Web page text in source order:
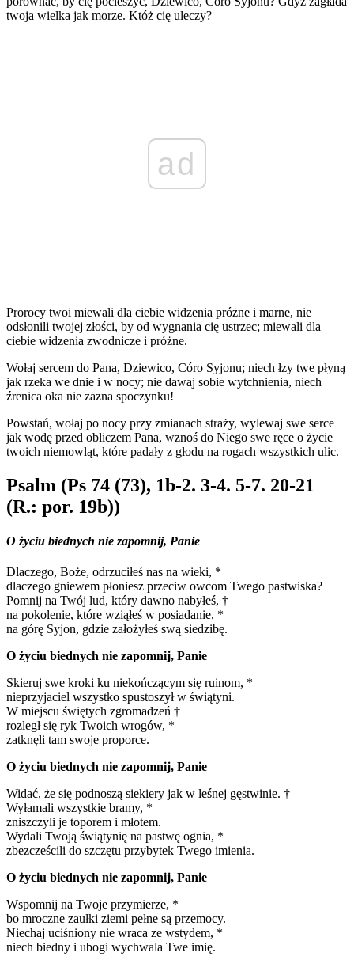
twoja wielka jak morze. Któż cię uleczy?
ad
Prorocy twoi miewali dla ciebie widzenia próżne i marne, nie
odsłonili twojej złości, by od wygnania cię ustrzec; miewali dla
ciebie widzenia zwodnicze i próżne.
Wołaj sercem do Pana, Dziewico, Córo Syjonu; niech łzy twe płyną
jak rzeka we dnie i w nocy; nie dawaj sobie wytchnienia, niech
źrenica oka nie zazna spoczynku!
Powstań, wołaj po nocy przy zmianach straży, wylewaj swe serce
jak wodę przed obliczem Pana, wznoś do Niego swe ręce o życie
twoich niemowląt, które padały z głodu na rogach wszystkich ulic.
Psalm (Ps 74 (73), 1b-2. 3-4. 5-7. 20-21
(R.: por. 19b))
O życiu biednych nie zapomnij, Panie
Dlaczego, Boże, odrzuciłeś nas na wieki, *
dlaczego gniewem płoniesz przeciw owcom Twego pastwiska?
Pomnij na Twój lud, który dawno nabyłeś, †
na pokolenie, które wziąłeś w posiadanie, *
na górę Syjon, gdzie założyłeś swą siedzibę.
O życiu biednych nie zapomnij, Panie
Skieruj swe kroki ku niekończącym się ruinom, *
nieprzyjaciel wszystko spustoszył w świątyni.
W miejscu świętych zgromadzeń †
rozległ się ryk Twoich wrogów, *
zatknęli tam swoje proporce.
O życiu biednych nie zapomnij, Panie
Widać, że się podnoszą siekiery jak w leśnej gęstwinie. †
Wyłamali wszystkie bramy, *
zniszczyli je toporem i młotem.
Wydali Twoją świątynię na pastwę ognia, *
zbezcześcili do szczętu przybytek Twego imienia.
O życiu biednych nie zapomnij, Panie
Wspomnij na Twoje przymierze, *
bo mroczne zaułki ziemi pełne są przemocy.
Niechaj uciśniony nie wraca ze wstydem, *
niech biedny i ubogi wychwala Twe imię.